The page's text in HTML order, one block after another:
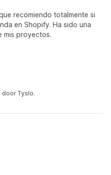
recomiendo totalmente si
en Shopify. Ha sido una
mis proyectos.
Tyslo.